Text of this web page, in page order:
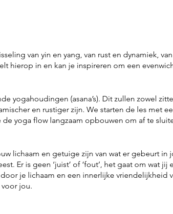
van yin en yang, van rust en dynamiek,
hierop in en kan je inspireren om een
yogahoudingen (asana’s). Dit zullen zowel
en rustiger zijn. We starten de les met
yoga flow langzaam opbouwen om af te
lichaam en getuige zijn van wat er gebeurt in
Er is geen ‘juist’ of ‘fout’, het gaat om wat jij
je lichaam en een innerlijke vriendelijkheid
jou.